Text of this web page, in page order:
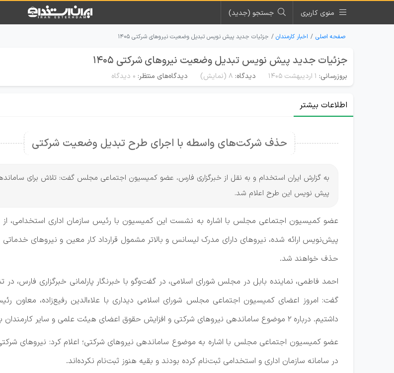
منوی کاربری جستجو (جدید)
صفحه اصلی اخبار کارمندان جزئیات جدید پیش نویس تبدیل وضعیت نیروهای شرکتی ۱۴۰۵
جزئیات جدید پیش نویس تبدیل وضعیت نیروهای شرکتی ۱۴۰۵
بروزرسانی: ۱ اردیبهشت ۱۴۰۵ دیدگاه: 8 (نمایش) دیدگاه‌های منتظر: ۰ دیدگاه
اطلاعات بیشتر
حذف شرکت‌های واسطه با اجرای طرح تبدیل وضعیت شرکتی
به گزارش ایران استخدام و به نقل از خبرگزاری فارس، عضو کمیسیون اجتماعی مجلس گفت: تلاش برای
پیش نویس این طرح اعلام شد.
عضو کمیسیون اجتماعی مجلس با اشاره به نشست این کمیسیون با رئیس سازمان اداری استخدامی،
پیش‌نویس ارائه شده، نیروهای دارای مدرک لیسانس و بالاتر مشمول قرارداد کار معین و نیروهای
حذف خواهند شد.
گفت: امروز اعضای کمیسیون اجتماعی مجلس شورای اسلامی دیداری با علاءالدین رفیع‌زاده،
داشتیم. درباره ۲ موضوع ساماندهی نیروهای شرکتی و افزایش حقوق اعضای هیئت علمی و سایر کارمندان بحث شد.
در سامانه سازمان اداری و استخدامی ثبت‌نام کرده بودند و بقیه هنوز ثبت‌نام نکرده‌اند.